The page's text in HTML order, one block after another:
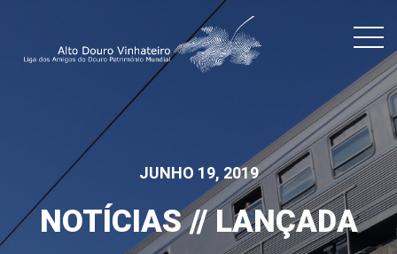
JUNHO 19, 2019
NOTÍCIAS // LANÇADA